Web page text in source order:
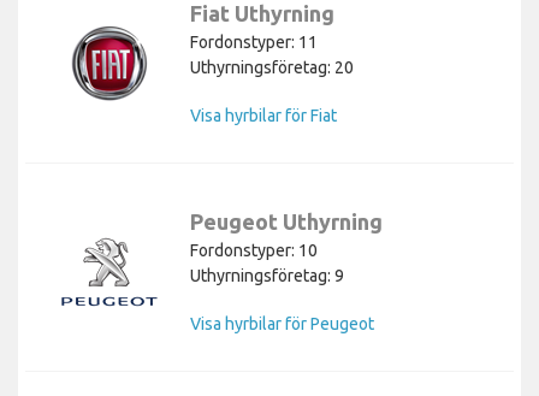
Fiat Uthyrning
Fordonstyper: 11
Uthyrningsföretag: 20
Visa hyrbilar för Fiat
Peugeot Uthyrning
Fordonstyper: 10
Uthyrningsföretag: 9
Visa hyrbilar för Peugeot